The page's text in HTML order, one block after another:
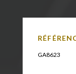
GA8623